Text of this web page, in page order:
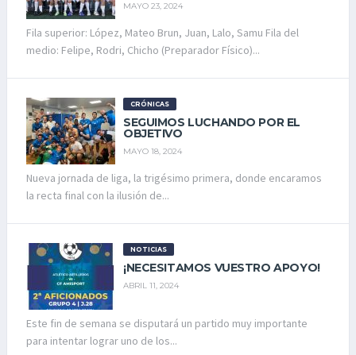
MAYO 23, 2024
Fila superior: López, Mateo Brun, Juan, Lalo, Samu Fila del
medio: Felipe, Rodri, Chicho (Preparador Físico)...
CRÓNICAS
SEGUIMOS LUCHANDO POR EL
OBJETIVO
MAYO 18, 2024
Nueva jornada de liga, la trigésimo primera, donde encaramos
la recta final con la ilusión de...
NOTICIAS
¡NECESITAMOS VUESTRO APOYO!
ABRIL 11, 2024
Este fin de semana se disputará un partido muy importante
para intentar lograr uno de los...